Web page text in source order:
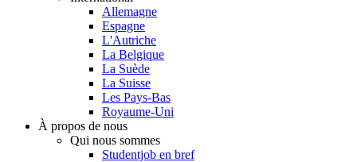
Allemagne
Espagne
L'Autriche
La Belgique
La Suède
La Suisse
Les Pays-Bas
Royaume-Uni
À propos de nous
Qui nous sommes
Studentjob en bref